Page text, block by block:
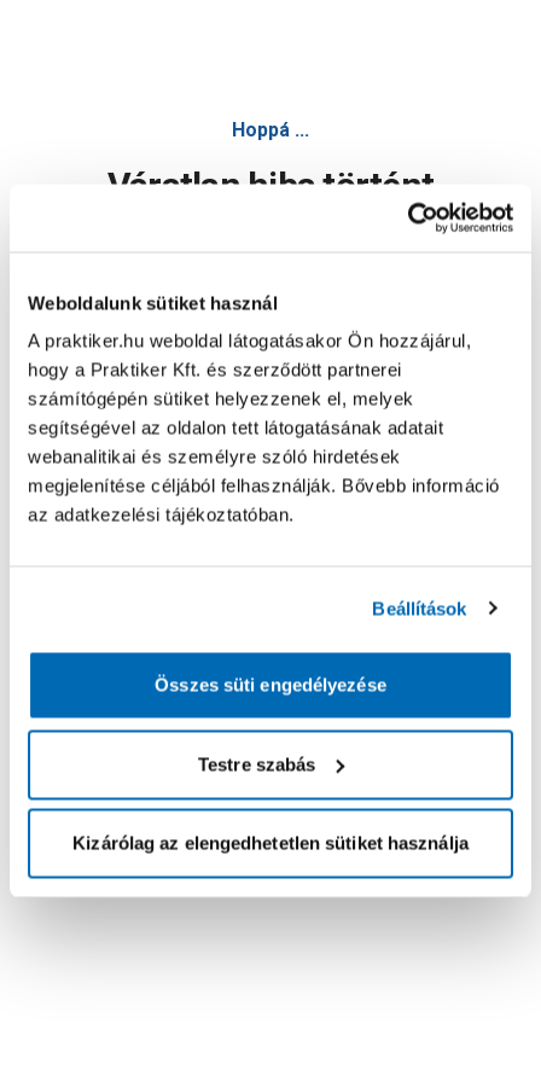
Weboldalunk sütiket használ
A praktiker.hu weboldal látogatásakor Ön hozzájárul,
hogy a Praktiker Kft. és szerződött partnerei
számítógépén sütiket helyezzenek el, melyek
segítségével az oldalon tett látogatásának adatait
webanalitikai és személyre szóló hirdetések
megjelenítése céljából felhasználják. Bővebb információ
az adatkezelési tájékoztatóban.
Beállítások
Összes süti engedélyezése
Testre szabás
Kizárólag az elengedhetetlen sütiket használja
Hoppá ...
Váratlan hiba történt
Oldal újratöltése